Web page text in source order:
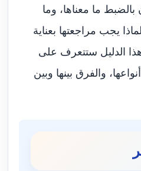
بالضبط ما معناها، وما
يجب مراجعتها بعناية
الدليل ستتعرف على
والفرق بينها وبين